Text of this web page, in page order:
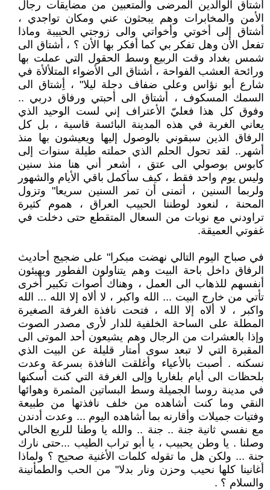
أشتاق الوالدين المرضى والمتعبين من مضايقات رجال
الأمن والمخابرات وهم يبحثون عني ومكان تواجدي ،
أشتاق إلى أخوتي وأخواتي والى زوجتي الحبيبة وماذا
تفعل الأن وهل تفكر بي كما أفكر بها الأن ؟ ، أشتاق الى
شمس بغداد وقت الربيع وسط الحقول التي عملت بها
ورائحة العشب الفواحة ، أشتاق الى الأضواء المتلألأة في
شارع أبو نؤاس وعلى ضفاف دجلة ليلا" ، أِشتاق الى
السمك المسكوف ، أشتاق الى أحبتي ورفاق دربي ..
وفوق كل هذا فعليّ الأعتراف إني لست الوحيد الذي
يعاني الغربة في هذه المدينة البائسة قاسية ، بل كل
الرفاق الذين سبقوني بالوصول إليها ويعيشون بها منذ
أشهر.. لقد تحول الحلم الذي حملته طيلة سنوات إلى
كابوس بوصولي الى عتق ، أشعر أني هنا منذ سنين
وليس يوم واحد فقط ، كيف سأكمل باقي الأيام والشهور
ولربما السنين ، أتمنى أن تمر السنين سريعا" وتزول
المحنة ، لنعود لوطننا الحبيب العراق ، هموم كثيرة
تراودني مع نوبات من السعال المتقطع حتى دخلت في
غفوتي العميقة.
في صباح اليوم التالي نهضت مبكرا" على ضجيج أحاديث
الرفاق داخل باحة البيت وهم يتناولون الفطور ويهيئون
أنفسهم للذهاب الى العمل ، وهناك أصوات تكبير أخرى
تأتي من خارج البيت ... الله واكبر ، لا ألاه إلا الله ... الله
واكبر ، لا ألاه إلا الله ، فتحت نافذة الغرفة الصغيرة
المطلة على الساحة الخلفية للدار لأرى مصدر الصوت
وإذا بالعشرات من الرجال وهم يشيعون أحد الموتى الى
المقبرة التي لا تبعد سوى أمتار قليلة عن البيت الذي
نسكنه . أصبت بالأعياء وأغلقت النافذة بسرعة وعدت
بلحظات الى أيام بلغاريا وإلى الغرفة التي كنت أسكنها
في مدينة روسا الجميلة وسط البساتين المثمرة وهوائها
النقي وما كنت أشاهده من خلف نافذتها من طبيعة
وفتيات جميلات وأقارنه بما أشاهده اليوم ... وعدت أدندن
مع نفسي ثانية جنة .. جنة .. والله يا وطنا للربع الخالي
وصلنا . يا وطن يحبيب ، يا أبو تراب الطيب ...حتى نارك
جنة ... ولكن هل ما تقوله كلمات الأغنية صحيح ؟ ولماذا
أغانينا كلها نحيب وحزن ونار بدلا" من الحب والطمأنينة
والسلام ؟ .